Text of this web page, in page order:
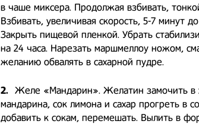
в чаше миксера. Продолжая взбивать,
Взбивать, увеличивая скорость, 5-7 минут
Закрыть пищевой пленкой. Убрать
на 24 часа. Нарезать маршмеллоу ножом,
желанию обвалять в сахарной пудре.
2. Желе «Мандарин». Желатин замочить в
мандарина, сок лимона и сахар прогреть в
добавить к сокам, перемешать. Вылить в